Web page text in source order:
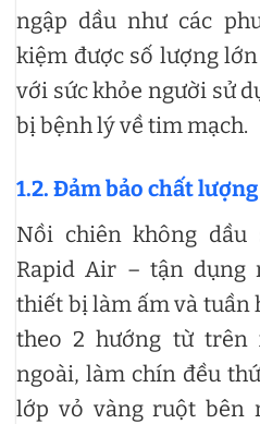
ngập dầu như các
kiệm được số lượng
với sức khỏe người sử
bị bệnh lý về tim mạch.
1.2. Đảm bảo chất
Nồi chiên không dầu
Rapid Air – tận dụng
thiết bị làm ấm và tuần
theo 2 hướng từ trên
ngoài, làm chín đều
lớp vỏ vàng ruột bên